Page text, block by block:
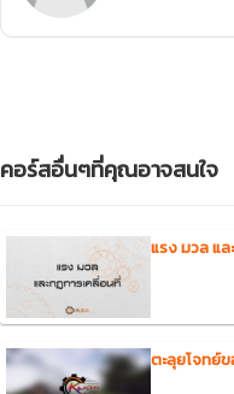
คอร์สอื่นๆที่คุณอาจสนใจ
แรง มวล แ
ตะลุยโจทย์